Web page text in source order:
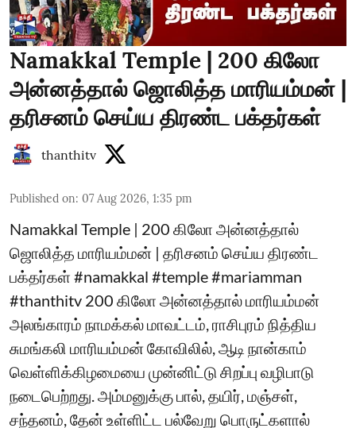
Namakkal Temple | 200 கிலோ
அன்னத்தால் ஜொலித்த மாரியம்மன் |
தரிசனம் செய்ய திரண்ட பக்தர்கள்
thanthitv
Published on: 07 Aug 2026, 1:35 pm
Namakkal Temple | 200 கிலோ அன்னத்தால்
ஜொலித்த மாரியம்மன் | தரிசனம் செய்ய திரண்ட
பக்தர்கள் #namakkal #temple #mariamman
#thanthitv 200 கிலோ அன்னத்தால் மாரியம்மன்
அலங்காரம் நாமக்கல் மாவட்டம், ராசிபுரம் நித்திய
சுமங்கலி மாரியம்மன் கோவிலில், ஆடி நான்காம்
வெள்ளிக்கிழமையை முன்னிட்டு சிறப்பு வழிபாடு
நடைபெற்றது. அம்மனுக்கு பால், தயிர், மஞ்சள்,
சந்தனம், தேன் உள்ளிட்ட பல்வேறு பொருட்களால்